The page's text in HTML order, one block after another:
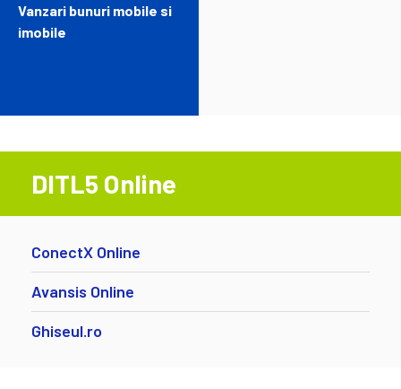
Vanzari bunuri mobile si
imobile
DITL5 Online
ConectX Online
Avansis Online
Ghiseul.ro